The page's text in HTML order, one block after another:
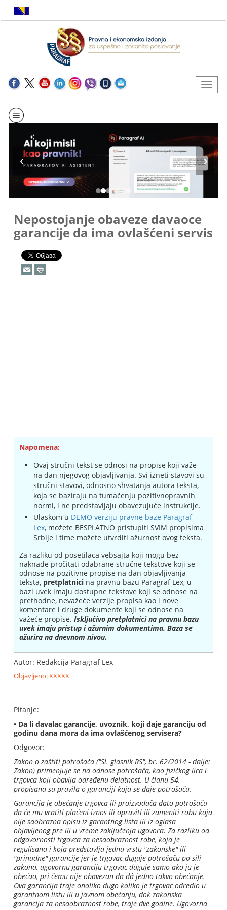
Nepostojanje obaveze davaoce
garancije da ima ovlašćeni servis
Napomena:
Ovaj stručni tekst se odnosi na propise koji važe
na dan njegovog objavljivanja. Svi izneti stavovi su
stručni stavovi, odnosno shvatanja autora teksta,
koja se baziraju na tumačenju pozitivnopravnih
normi, i ne predstavljaju obavezujuće instrukcije.
Ulaskom u DEMO verziju pravne baze Paragraf
Lex, možete BESPLATNO pristupiti SVIM propisima
Srbije i time možete utvrditi ažurnost ovog teksta.
Za razliku od posetilaca vebsajta koji mogu bez
naknade pročitati odabrane stručne tekstove koji se
odnose na pozitivne propise na dan objavljivanja
teksta, pretplatnici na pravnu bazu Paragraf Lex, u
bazi uvek imaju dostupne tekstove koji se odnose na
prethodne, nevažeće verzije propisa kao i nove
komentare i druge dokumente koji se odnose na
važeće propise.Isključivo pretplatnici na pravnu bazu
uvek imaju pristup i ažurnim dokumentima. Baza se
ažurira na dnevnom nivou.
Autor: Redakcija Paragraf Lex
Objavljeno: XXXXX
Pitanje:
• Da li davalac garancije, uvoznik, koji daje garanciju od
godinu dana mora da ima ovlašćenog servisera?
Odgovor:
Zakon o zaštiti potrošača ("Sl. glasnik RS", br. 62/2014 - dalje:
Zakon) primenjuje se na odnose potrošača, kao fizičkog lica i
trgovca koji obavlja određenu delatnost. U članu 54.
propisana su pravila o garanciji koja se daje potrošaču.
Garancija je obećanje trgovca ili proizvođača dato potrošaču
da će mu vratiti plaćeni iznos ili opraviti ili zameniti robu koja
nije saobrazna opisu iz garantnog lista ili iz oglasa
objavljenog pre ili u vreme zaključenja ugovora. Za razliku od
odgovornosti trgovca za nesaobraznost robe, koja je
regulisana i koja predstavlja jednu vrstu "zakonske" ili
"prinudne" garancije jer je trgovac duguje potrošaču po sili
zakona, ugovornu garanciju trgovac duguje samo ako ju je
obećao, pri čemu nije obavezan da dâ jedno takvo obećanje.
Ova garancija traje onoliko dugo koliko je trgovac odredio u
garantnom listu ili u javnom obećanju, dok zakonska
garancija za nesaobraznost robe, traje dve godine. Ugovorna